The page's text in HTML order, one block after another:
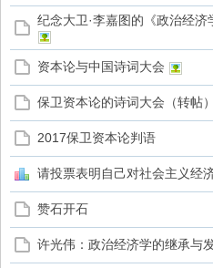
家
纪念大卫·李嘉图的《政治经
资本论与中国诗词大会
保卫资本论的诗词大会（转帖）
2017保卫资本论判语
请投票表明自己对社会主义经
赞石开石
许光伟：政治经济学的继承与